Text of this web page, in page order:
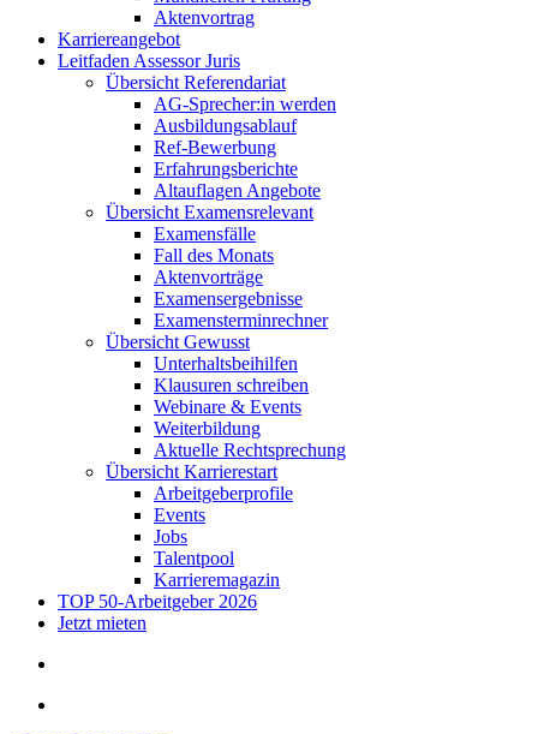
Aktenvortrag
Karriereangebot
Leitfaden Assessor Juris
Übersicht Referendariat
AG-Sprecher:in werden
Ausbildungsablauf
Ref-Bewerbung
Erfahrungsberichte
Altauflagen Angebote
Übersicht Examensrelevant
Examensfälle
Fall des Monats
Aktenvorträge
Examensergebnisse
Examensterminrechner
Übersicht Gewusst
Unterhaltsbeihilfen
Klausuren schreiben
Webinare & Events
Weiterbildung
Aktuelle Rechtsprechung
Übersicht Karrierestart
Arbeitgeberprofile
Events
Jobs
Talentpool
Karrieremagazin
TOP 50-Arbeitgeber 2026
Jetzt mieten